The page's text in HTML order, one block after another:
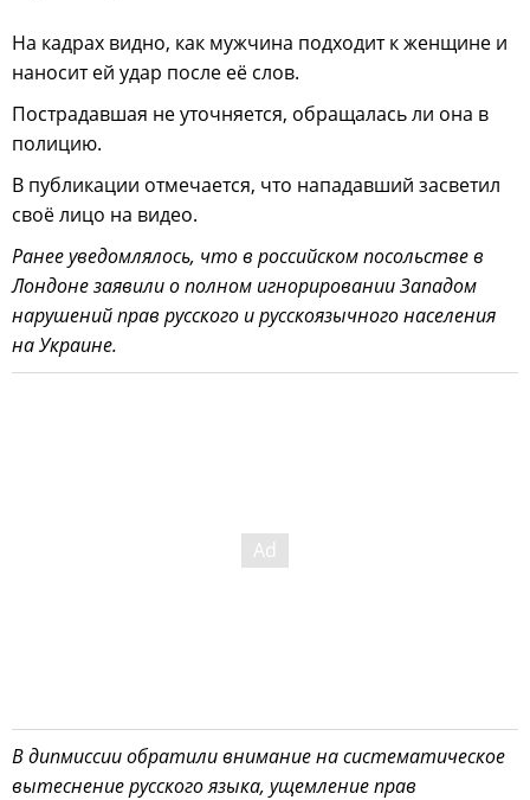
На кадрах видно, как мужчина подходит к женщине и
наносит ей удар после её слов.
Пострадавшая не уточняется, обращалась ли она в
полицию.
В публикации отмечается, что нападавший засветил
своё лицо на видео.
Ранее уведомлялось, что в российском посольстве в
Лондоне заявили о полном игнорировании Западом
нарушений прав русского и русскоязычного населения
на Украине.
В дипмиссии обратили внимание на систематическое
вытеснение русского языка, ущемление прав